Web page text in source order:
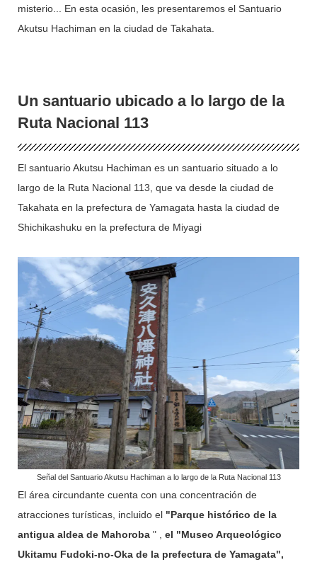
Yamagata. Las zonas con climas, temperaturas, suelos y top
ografía adecuados tanto para el cultivo de la uva como para l
misterio... En esta ocasión, les presentaremos el Santuario
Akutsu Hachiman en la ciudad de Takahata.
Un santuario ubicado a lo largo de la
Ruta Nacional 113
El santuario Akutsu Hachiman es un santuario situado a lo
largo de la Ruta Nacional 113, que va desde la ciudad de
Takahata en la prefectura de Yamagata hasta la ciudad de
Shichikashuku en la prefectura de Miyagi
Señal del Santuario Akutsu Hachiman a lo largo de la Ruta Nacional 113
El área circundante cuenta con una concentración de
atracciones turísticas, incluido el "Parque histórico de la
antigua aldea de Mahoroba" , el "Museo Arqueológico
Ukitamu Fudoki-no-Oka de la prefectura de Yamagata",